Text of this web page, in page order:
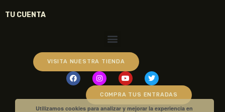
TU CUENTA
VISITA NUESTRA TIENDA
COMPRA TUS ENTRADAS
Utilizamos cookies para analizar y mejorar la experiencia en